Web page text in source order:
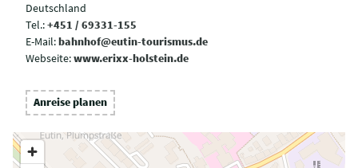
Deutschland
Tel.:+451 / 69331-155
E-Mail:bahnhof@eutin-tourismus.de
Webseite:www.erixx-holstein.de
Anreise planen